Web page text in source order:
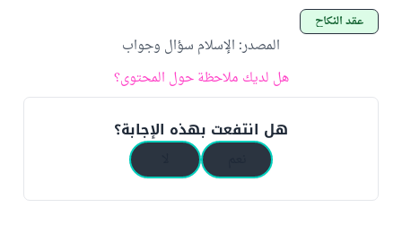
عقد النكاح
المصدر: الإسلام سؤال وجواب
هل لديك ملاحظة حول المحتوى؟
هل انتفعت بهذه الإجابة؟